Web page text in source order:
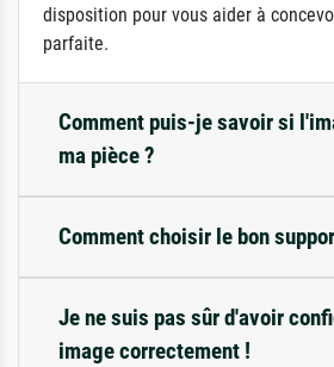
disposition pour vous aider à
parfaite.
Comment puis-je savoir si
ma pièce ?
Comment choisir le bon
Je ne suis pas sûr d'avoir
image correctement !